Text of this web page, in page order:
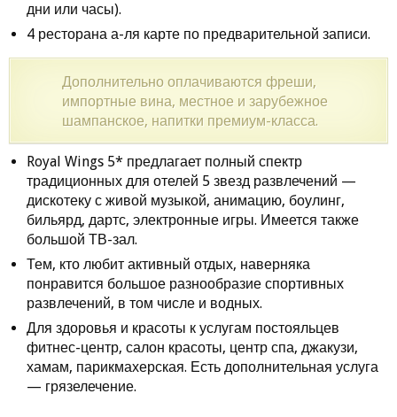
дни или часы).
4 ресторана а-ля карте по предварительной записи.
Дополнительно оплачиваются фреши,
импортные вина, местное и зарубежное
шампанское, напитки премиум-класса.
Royal Wings 5* предлагает полный спектр
традиционных для отелей 5 звезд развлечений —
дискотеку с живой музыкой, анимацию, боулинг,
бильярд, дартс, электронные игры. Имеется также
большой ТВ-зал.
Тем, кто любит активный отдых, наверняка
понравится большое разнообразие спортивных
развлечений, в том числе и водных.
Для здоровья и красоты к услугам постояльцев
фитнес-центр, салон красоты, центр спа, джакузи,
хамам, парикмахерская. Есть дополнительная услуга
— грязелечение.